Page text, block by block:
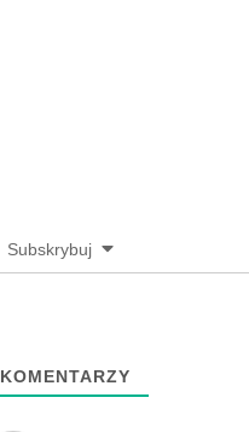
Subskrybuj
KOMENTARZY